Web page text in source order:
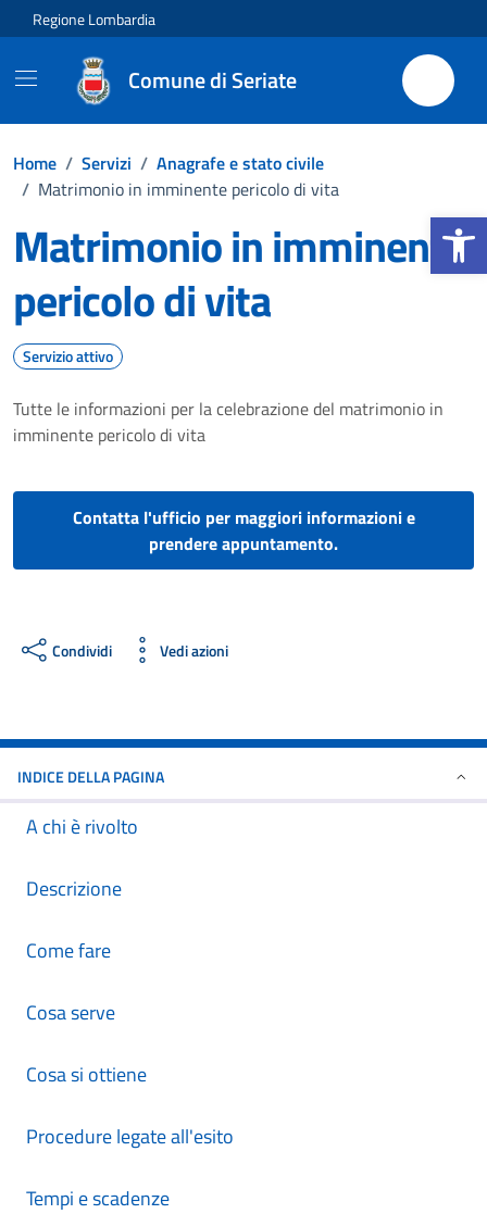
Apri la
Vai ai contenuti
Vai al footer
Regione Lombardia
Comune di Seriate
Home / Servizi / Anagrafe e stato civile
/ Matrimonio in imminente pericolo di vita
Matrimonio in imminente
pericolo di vita
Servizio attivo
Tutte le informazioni per la celebrazione del matrimonio in
imminente pericolo di vita
Contatta l'ufficio per maggiori informazioni e
prendere appuntamento.
Condividi Vedi azioni
INDICE DELLA PAGINA
A chi è rivolto
Descrizione
Come fare
Cosa serve
Cosa si ottiene
Procedure legate all'esito
Tempi e scadenze